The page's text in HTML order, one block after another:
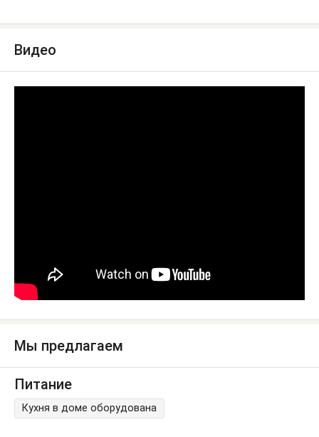
Видео
Мы предлагаем
Питание
Кухня в доме оборудована